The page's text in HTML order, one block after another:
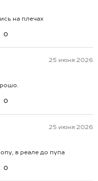
на плечах
0
25 июня 2026
0
25 июня 2026
в реале до пупа
0